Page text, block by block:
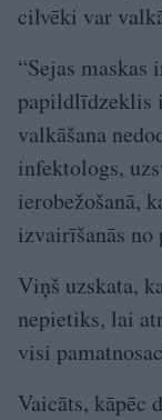
cilvēki var
“Sejas
papildlīdzeklis
valkāšana
infektologs,
ierobežošanā,
izvairīšanās no
Viņš uzskata,
nepietiks, lai
visi
Vaicāts, kāpēc